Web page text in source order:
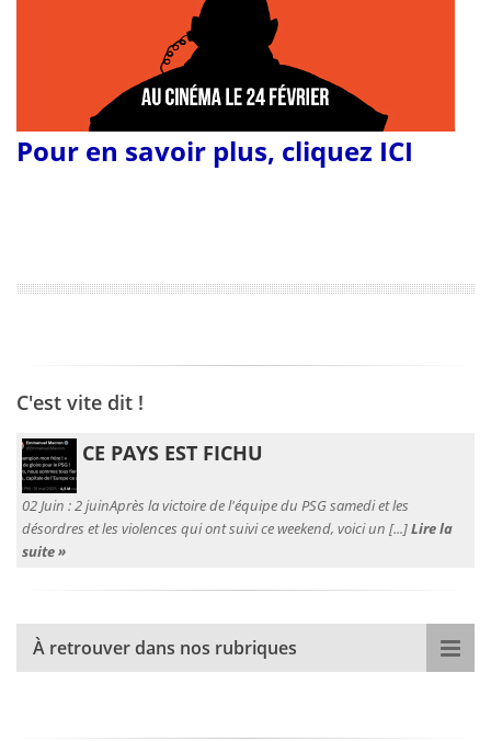
Pour en savoir plus, cliquez ICI
C'est vite dit !
CE PAYS EST FICHU
02 Juin :2 juinAprès la victoire de l'équipe du PSG samedi et les
désordres et les violences qui ont suivi ce weekend, voici un [...]Lire la
suite »
À retrouver dans nos rubriques